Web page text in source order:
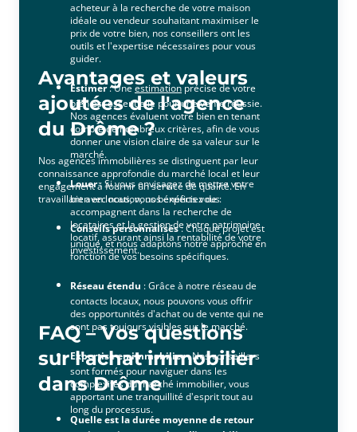
acheteur à la recherche de votre maison
idéale ou vendeur souhaitant maximiser le
prix de votre bien, nos conseillers ont les
outils et l'expertise nécessaires pour vous
guider.
Estimer: Uneestimationprécise de votre
bien est essentielle pour une vente réussie.
Nos agences évaluent votre bien en tenant
compte de nombreux critères, afin de vous
donner une vision claire de sa valeur sur le
marché.
Louer: Si vous envisagez de mettre votre
bien en location, nos experts vous
accompagnent dans la recherche de
locataires et la gestion de votre patrimoine
locatif, assurant ainsi la rentabilité de votre
investissement.
Avantages et valeurs
ajoutées de l'agence
du Drôme ?
Nos agences immobilières se distinguent par leur
connaissance approfondie du marché local et leur
engagement à fournir un service de qualité. En
travaillant avec nous, vous bénéficiez de :
Conseils personnalisés: Chaque projet est
unique, et nous adaptons notre approche en
fonction de vos besoins spécifiques.
Réseau étendu : Grâce à notre réseau de
contacts locaux, nous pouvons vous offrir
des opportunités d'achat ou de vente qui ne
sont pas toujours visibles sur le marché.
Expertise en immobilier: Nos conseillers
sont formés pour naviguer dans les
complexités du marché immobilier, vous
apportant une tranquillité d'esprit tout au
long du processus.
FAQ – Vos questions
sur l'achat immobilier
dans Drôme
Quelle est la durée moyenne de retour